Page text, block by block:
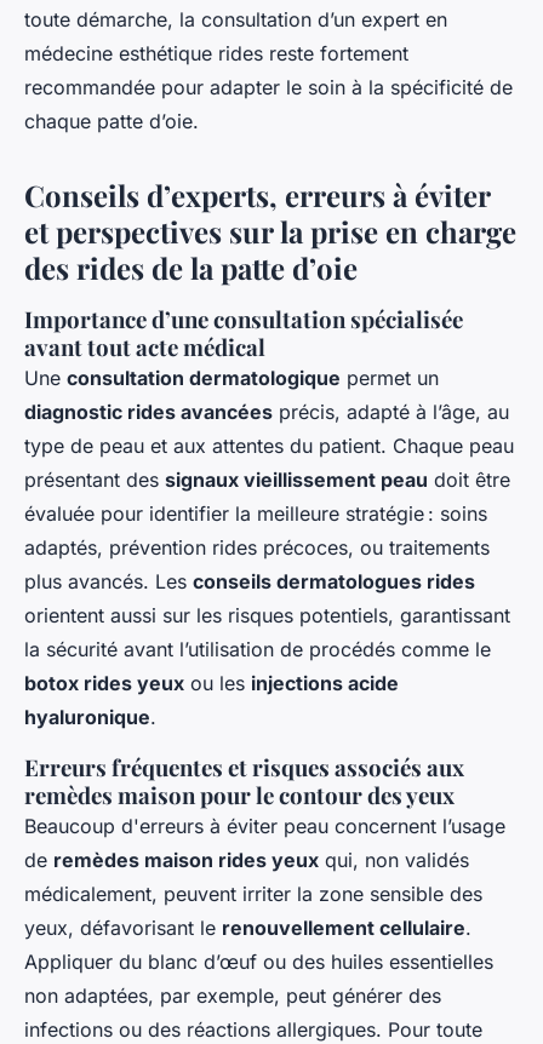
toute démarche, la consultation d’un expert en
médecine esthétique rides reste fortement
recommandée pour adapter le soin à la spécificité de
chaque patte d’oie.
Conseils d’experts, erreurs à éviter
et perspectives sur la prise en charge
des rides de la patte d’oie
Importance d’une consultation spécialisée
avant tout acte médical
Une consultation dermatologique permet un
diagnostic rides avancées précis, adapté à l’âge, au
type de peau et aux attentes du patient. Chaque peau
présentant des signaux vieillissement peau doit être
évaluée pour identifier la meilleure stratégie : soins
adaptés, prévention rides précoces, ou traitements
plus avancés. Les conseils dermatologues rides
orientent aussi sur les risques potentiels, garantissant
la sécurité avant l’utilisation de procédés comme le
botox rides yeux ou les injections acide
hyaluronique.
Erreurs fréquentes et risques associés aux
remèdes maison pour le contour des yeux
Beaucoup d'erreurs à éviter peau concernent l’usage
de remèdes maison rides yeux qui, non validés
médicalement, peuvent irriter la zone sensible des
yeux, défavorisant le renouvellement cellulaire.
Appliquer du blanc d’œuf ou des huiles essentielles
non adaptées, par exemple, peut générer des
infections ou des réactions allergiques. Pour toute